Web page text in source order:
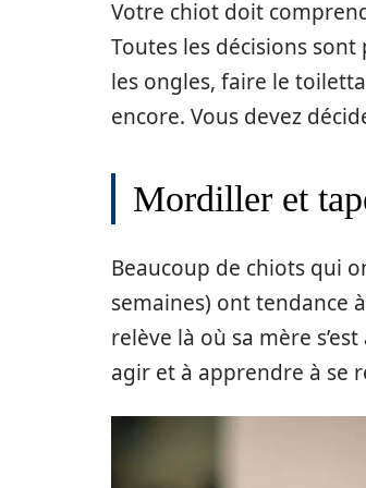
Votre chiot doit
Toutes les décisions sont
les ongles, faire le
encore. Vous devez
Mordiller et
Beaucoup de chiots qui
semaines) ont tendance
relève là où sa mère
agir et à apprendre à se